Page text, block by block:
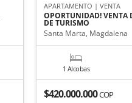
APARTAMENTO | VENTA
OPORTUNIDAD! VENTA
DE TURISMO
Santa Marta, Magdalena
1 Alcobas
$420.000.000COP